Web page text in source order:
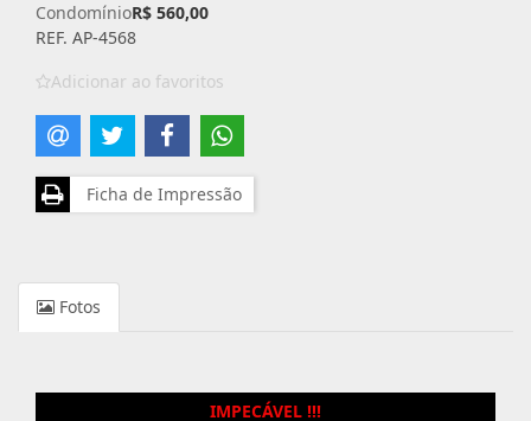
CondomínioR$ 560,00
REF. AP-4568
Adicionar ao favoritos
Ficha de Impressão
Fotos